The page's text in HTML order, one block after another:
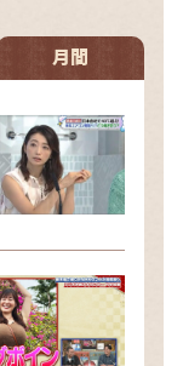
～
月間